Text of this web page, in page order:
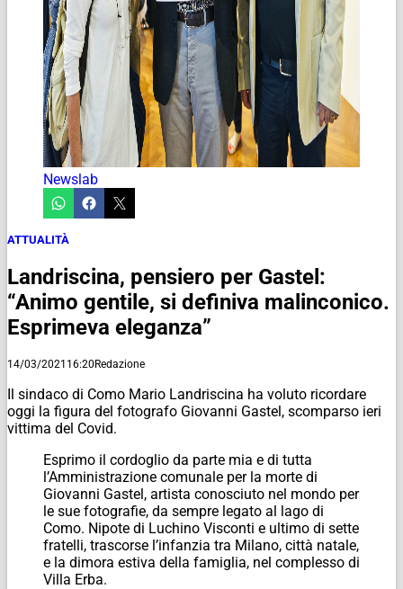
Newslab
ATTUALITÀ
Landriscina, pensiero per Gastel:
“Animo gentile, si definiva malinconico.
Esprimeva eleganza”
14/03/2021 16:20Redazione
Il sindaco di Como Mario Landriscina ha voluto ricordare
oggi la figura del fotografo Giovanni Gastel, scomparso ieri
vittima del Covid.
Esprimo il cordoglio da parte mia e di tutta
l’Amministrazione comunale per la morte di
Giovanni Gastel, artista conosciuto nel mondo per
le sue fotografie, da sempre legato al lago di
Como. Nipote di Luchino Visconti e ultimo di sette
fratelli, trascorse l’infanzia tra Milano, città natale,
e la dimora estiva della famiglia, nel complesso di
Villa Erba.